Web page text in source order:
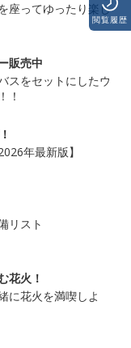
座ってゆったり楽し
販売中
スをセットにしたウ
！
年最新版】
リスト
花火！
に花火を満喫しよ
閲覧履歴